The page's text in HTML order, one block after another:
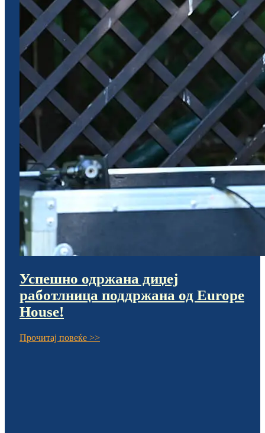
Успешно одржана диџеј
работлница поддржана од Europe
House!
Прочитај повеќе >>